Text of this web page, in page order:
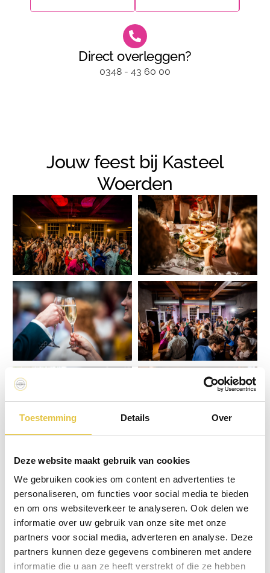
Toestemming Details Over
Deze website maakt gebruik van cookies
We gebruiken cookies om content en advertenties te
personaliseren, om functies voor social media te bieden
en om ons websiteverkeer te analyseren. Ook delen we
informatie over uw gebruik van onze site met onze
partners voor social media, adverteren en analyse. Deze
partners kunnen deze gegevens combineren met andere
informatie die u aan ze heeft verstrekt of die ze hebben
Direct overleggen?
0348 - 43 60 00
Jouw feest bij Kasteel
Woerden